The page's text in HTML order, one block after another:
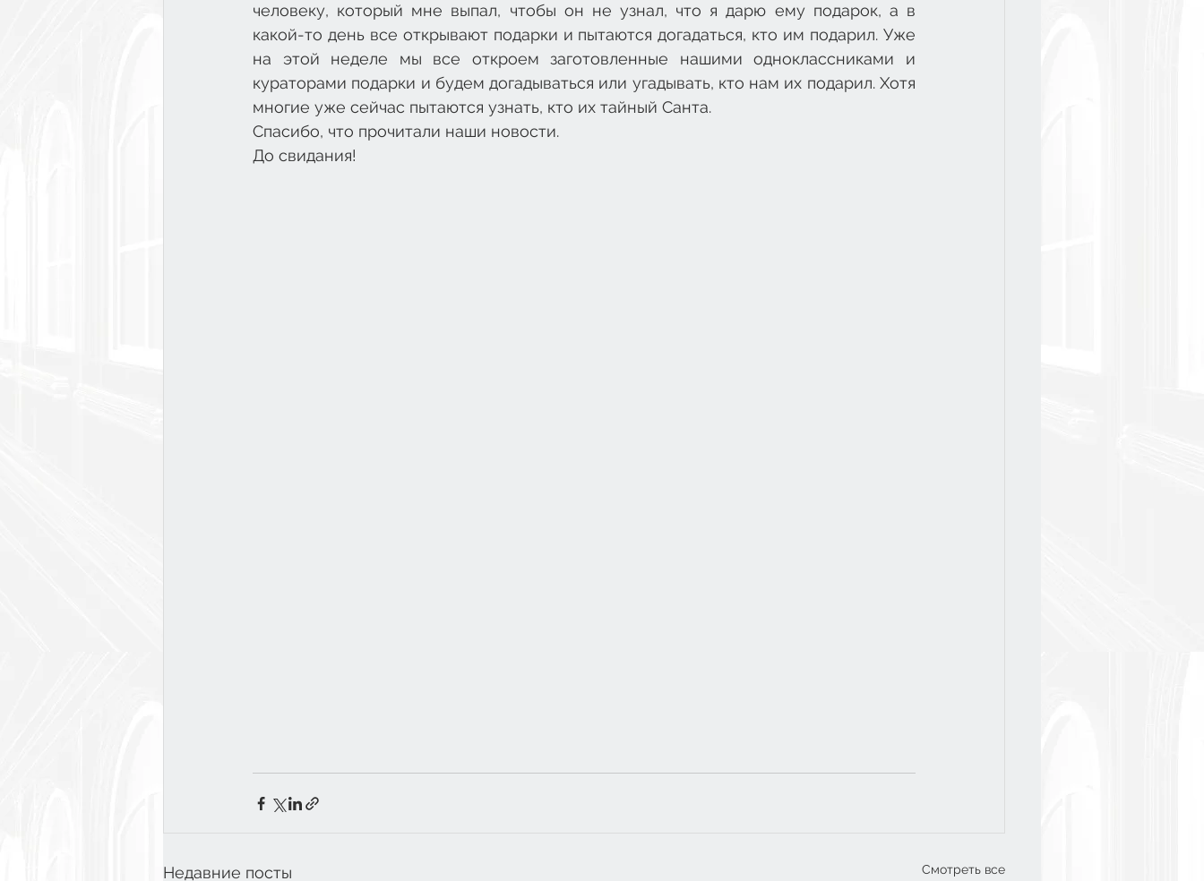
человеку, который мне выпал, чтобы он не узнал, что я дарю ему подарок, а в
какой-то день все открывают подарки и пытаются догадаться, кто им подарил. Уже
на этой неделе мы все откроем заготовленные нашими одноклассниками и
кураторами подарки и будем догадываться или угадывать, кто нам их подарил. Хотя
многие уже сейчас пытаются узнать, кто их тайный Санта.
Спасибо, что прочитали наши новости.
До свидания!
Недавние посты Смотреть все